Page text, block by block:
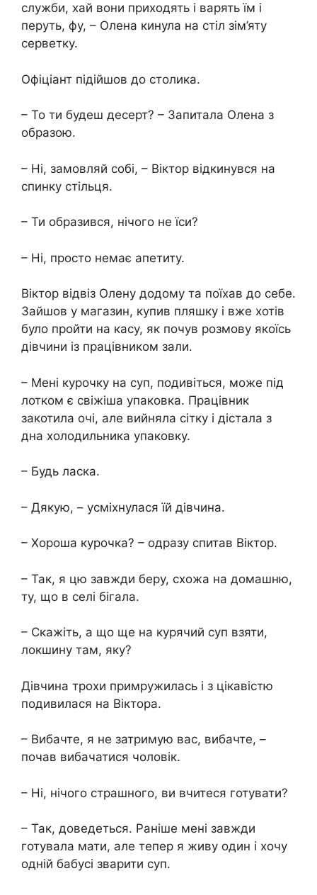
служби, хай вони приходять і варять їм і
перуть, фу, – Олена кинула на стіл зім’яту
серветку.
Офіціант підійшов до столика.
– То ти будеш десерт? – Запитала Олена з
образою.
– Ні, замовляй собі, – Віктор відкинувся на
спинку стільця.
– Ти образився, нічого не їси?
– Ні, просто немає апетиту.
Віктор відвіз Олену додому та поїхав до себе.
Зайшов у магазин, купив пляшку і вже хотів
було пройти на касу, як почув розмову якоїсь
дівчини із працівником зали.
– Мені курочку на суп, подивіться, може під
лотком є ​​свіжіша упаковка. Працівник
закотила очі, але вийняла сітку і дістала з
дна холодильника упаковку.
– Будь ласка.
– Дякую, – усміхнулася їй дівчина.
– Хороша курочка? – одразу спитав Віктор.
– Так, я цю завжди беру, схожа на домашню,
ту, що в селі бігала.
– Скажіть, а що ще на курячий суп взяти,
локшину там, яку?
Дівчина трохи примружилась і з цікавістю
подивилася на Віктора.
– Вибачте, я не затримую вас, вибачте, –
почав вибачатися чоловік.
– Ні, нічого страшного, ви вчитеся готувати?
– Так, доведеться. Раніше мені завжди
готувала мати, але тепер я живу один і хочу
одній бабусі зварити суп.